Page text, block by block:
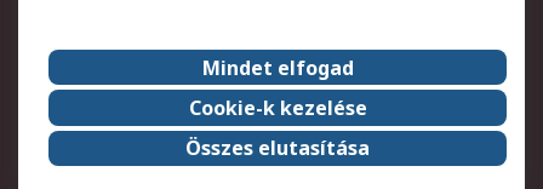
Képviseletek
Rólunk
Vállalatcsoport
Karrier
Díjak és elismerések
ESG globális célok
Mindet elfogad
Cookie-k kezelése
Összes elutasítása